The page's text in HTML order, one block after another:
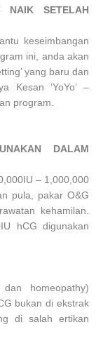
NAIK SETELAH
keseimbangan
ini, anda akan
yang baru dan
Kesan ‘YoYo’ –
program.
DALAM
– 1,000,000
pula, pakar O&G
kehamilan.
hCG digunakan
homeopathy)
bukan di ekstrak
di salah ertikan